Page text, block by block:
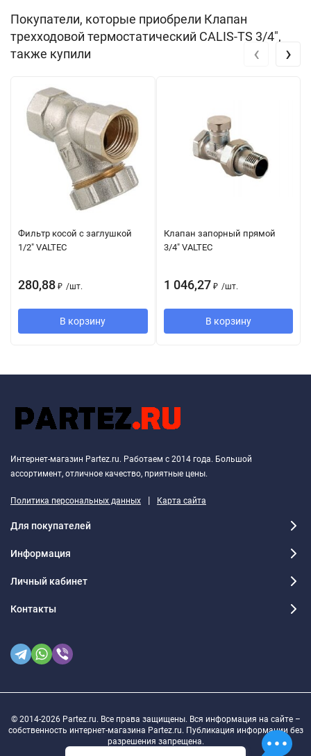
Покупатели, которые приобрели Клапан
трехходовой термостатический CALIS-TS 3/4",
также купили
Фильтр косой с заглушкой
1/2" VALTEC
280,88 ₽ /шт.
В корзину
Клапан запорный прямой
3/4" VALTEC
1 046,27 ₽ /шт.
В корзину
‹ ›
Интернет-магазин Partez.ru. Работаем с 2014 года. Большой
ассортимент, отличное качество, приятные цены.
Политика персональных данных | Карта сайта
Для покупателей
Информация
Личный кабинет
Контакты
© 2014-2026 Partez.ru. Все права защищены. Вся информация на сайте –
собственность интернет-магазина Partez.ru. Публикация информации без
разрешения запрещена.